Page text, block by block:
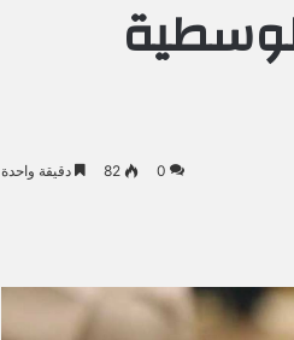
0
82 دقيقة واحدة